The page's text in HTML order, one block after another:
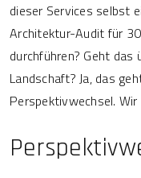
dieser Services selbst
Architektur-Audit für
durchführen? Geht das
Landschaft? Ja, das
Perspektivwechsel.